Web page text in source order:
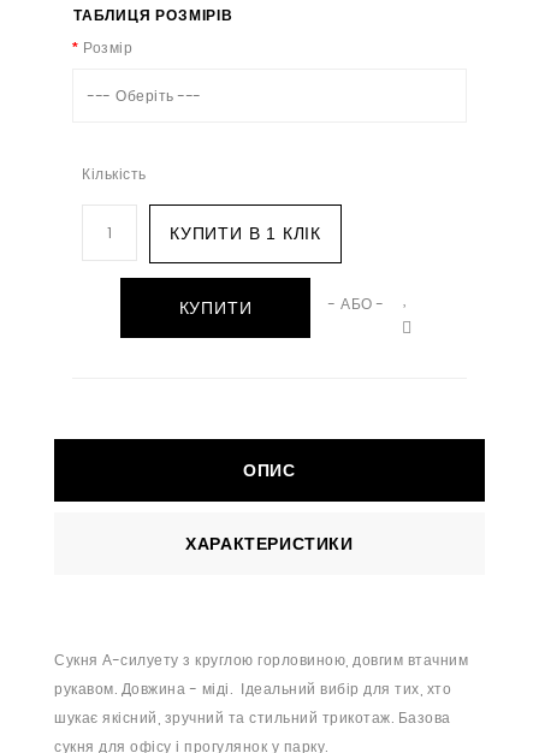
ТАБЛИЦЯ РОЗМІРІВ
Розмір
--- Оберіть ---
Кількість
КУПИТИ В 1 КЛІК
КУПИТИ - АБО -
ОПИС
ХАРАКТЕРИСТИКИ
Сукня А-силуету з круглою горловиною, довгим втачним
рукавом. Довжина - міді. Ідеальний вибір для тих, хто
шукає якісний, зручний та стильний трикотаж. Базова
сукня для офісу і прогулянок у парку.